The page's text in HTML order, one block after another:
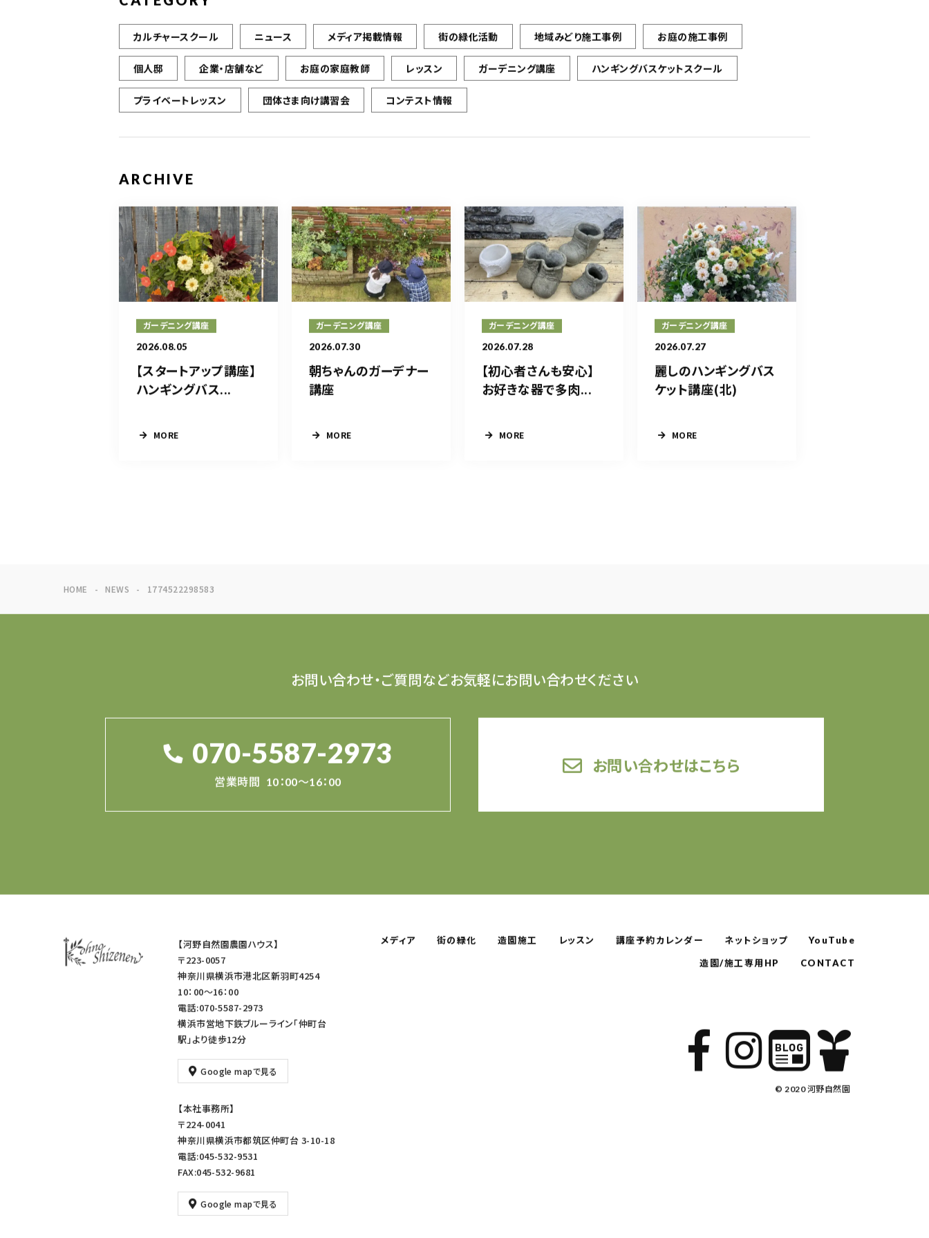
カルチャースクール ニュース メディア掲載情報 街の緑化活動 地域みどり施工事例 お庭の施工事例
個人邸 企業・店舗など お庭の家庭教師 レッスン ガーデニング講座 ハンギングバスケットスクール
プライベートレッスン 団体さま向け講習会 コンテスト情報
ARCHIVE
ガーデニング講座
2026.08.05
【スタートアップ講座】
ハンギングバス...
MORE
ガーデニング講座
2026.07.30
朝ちゃんのガーデナー
講座
MORE
ガーデニング講座
2026.07.28
【初心者さんも安心】
お好きな器で多肉...
MORE
ガーデニング講座
2026.07.27
麗しのハンギングバス
ケット講座(北)
MORE
HOME NEWS 1774522298583
お問い合わせ・ご質問などお気軽にお問い合わせください
070-5587-2973
営業時間 10：00～16：00
お問い合わせはこちら
【河野自然園農園ハウス】
〒223-0057
神奈川県横浜市港北区新羽町4254
10：00～16：00
電話:070-5587-2973
横浜市営地下鉄ブルーライン「仲町台
駅」より徒歩12分
Google mapで見る
【本社事務所】
〒224-0041
神奈川県横浜市都筑区仲町台 3-10-18
電話:045-532-9531
FAX:045-532-9681
Google mapで見る
メディア 街の緑化 造園施工 レッスン 講座予約カレンダー ネットショップ YouTube
造園/施工専用HP CONTACT
© 2020 河野自然園